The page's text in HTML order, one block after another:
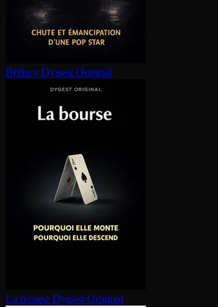
Britney Dygest Original
La bourse Dygest Original